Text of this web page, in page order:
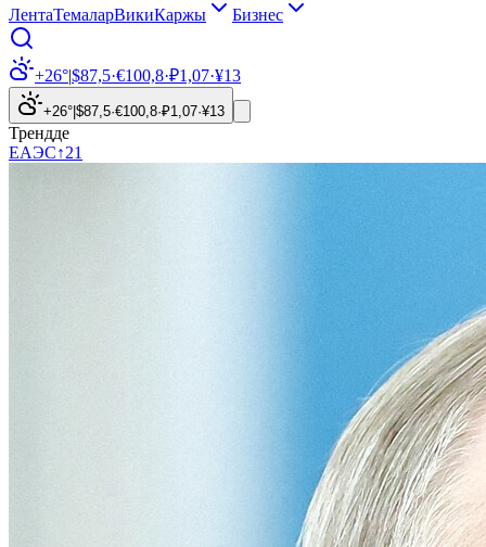
ЛентаТемаларВикиКаржы Бизнес
+26°|$87,5·€100,8·₽1,07·¥13
+26° $87,5·€100,8·₽1,07·¥13
Трендде
ЕАЭС↑21